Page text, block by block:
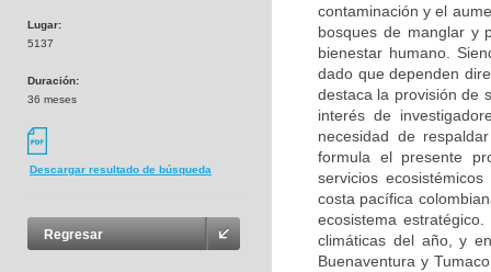
Lugar:
5137
Duración:
36 meses
Descargar resultado de búsqueda
Regresar
contaminación y el
bosques de manglar y
bienestar humano.
dado que dependen
destaca la provisión de
interés de
necesidad de
formula el presente
servicios
costa pacífica
ecosistema
climáticas del año, y
Buenaventura y